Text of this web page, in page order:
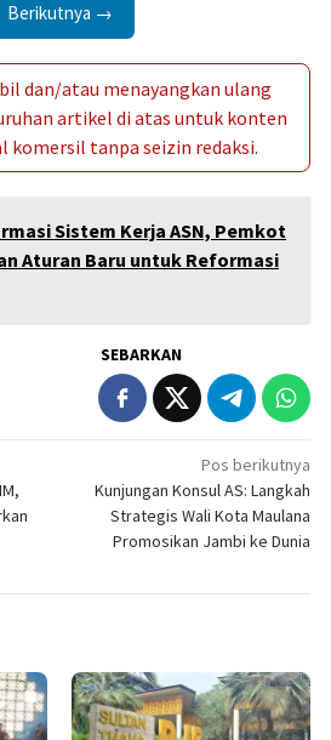
Berikutnya →
dan/atau menayangkan ulang
artikel di atas untuk konten
komersil tanpa seizin redaksi.
Sistem Kerja ASN, Pemkot
Aturan Baru untuk Reformasi
SEBARKAN
Pos berikutnya
Kunjungan Konsul AS: Langkah
Strategis Wali Kota Maulana
Promosikan Jambi ke Dunia